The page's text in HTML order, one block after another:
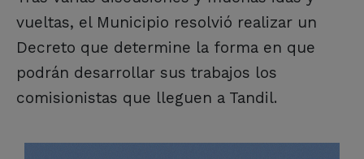
vueltas, el Municipio resolvió realizar un
Decreto que determine la forma en que
podrán desarrollar sus trabajos los
comisionistas que lleguen a Tandil.